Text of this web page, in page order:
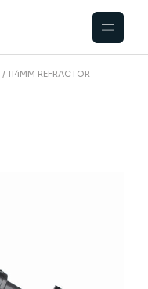
114MM REFRACTOR